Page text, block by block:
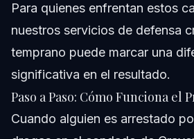
Para quienes enfrentan estos
nuestros servicios de defensa
temprano puede marcar una
significativa en el resultado.
Paso a Paso: Cómo Funciona el
Cuando alguien es arrestado